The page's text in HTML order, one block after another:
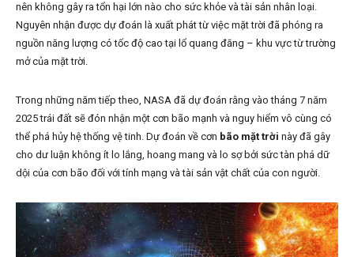
nên không gây ra tổn hại lớn nào cho sức khỏe và tài sản nhân loại.
Nguyên nhận được dự đoán là xuất phát từ việc mặt trời đã phóng ra
nguồn năng lượng có tốc độ cao tại lổ quang đăng – khu vực từ trường
mở của mặt trời.
Trong những năm tiếp theo, NASA đã dự đoán rằng vào tháng 7 năm
2025 trái đất sẽ đón nhận một cơn bão mạnh và nguy hiểm vô cùng có
thể phá hủy hệ thống vệ tinh. Dự đoán về cơn bão mặt trời này đã gây
cho dư luận không ít lo lắng, hoang mang và lo sợ bởi sức tàn phá dữ
dội của cơn bão đối với tính mạng và tài sản vật chất của con người.